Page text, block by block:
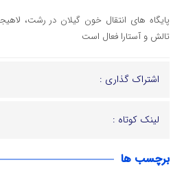
پایگاه های انتقال خون گیلان در رشت،
تالش و آستارا فعال است
اشتراک گذاری :
لینک کوتاه :
برچسب ها